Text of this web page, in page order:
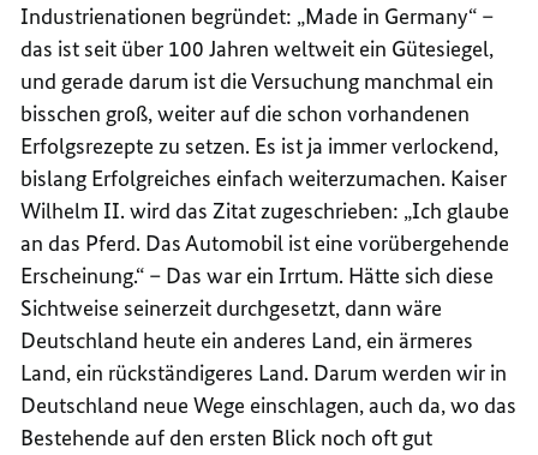
Industrienationen begründet: „Made in Germany“ –
das ist seit über 100 Jahren weltweit ein Gütesiegel,
und gerade darum ist die Versuchung manchmal ein
bisschen groß, weiter auf die schon vorhandenen
Erfolgsrezepte zu setzen. Es ist ja immer verlockend,
bislang Erfolgreiches einfach weiterzumachen. Kaiser
Wilhelm II. wird das Zitat zugeschrieben: „Ich glaube
an das Pferd. Das Automobil ist eine vorübergehende
Erscheinung.“ – Das war ein Irrtum. Hätte sich diese
Sichtweise seinerzeit durchgesetzt, dann wäre
Deutschland heute ein anderes Land, ein ärmeres
Land, ein rückständigeres Land. Darum werden wir in
Deutschland neue Wege einschlagen, auch da, wo das
Bestehende auf den ersten Blick noch oft gut